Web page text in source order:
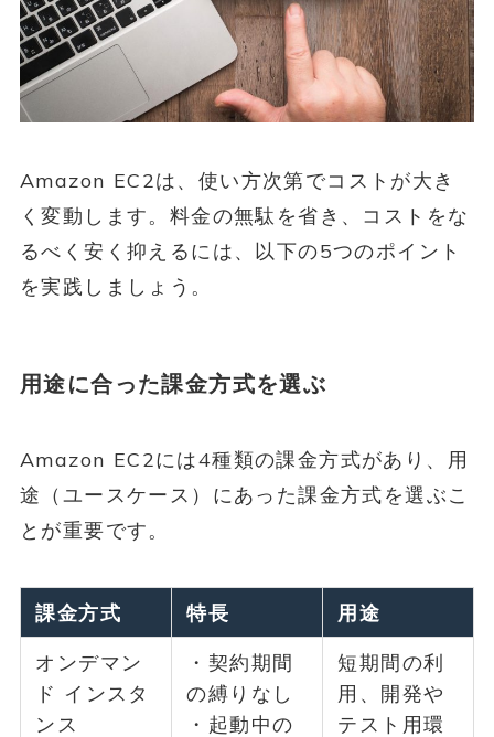
Amazon EC2は、使い方次第でコストが大き
く変動します。料金の無駄を省き、コストをな
るべく安く抑えるには、以下の5つのポイント
を実践しましょう。
用途に合った課金方式を選ぶ
Amazon EC2には4種類の課金方式があり、用
途（ユースケース）にあった課金方式を選ぶこ
とが重要です。
課金方式 特長 用途
オンデマン
ド インスタ
ンス
・契約期間
の縛りなし
・起動中の
短期間の利
用、開発や
テスト用環